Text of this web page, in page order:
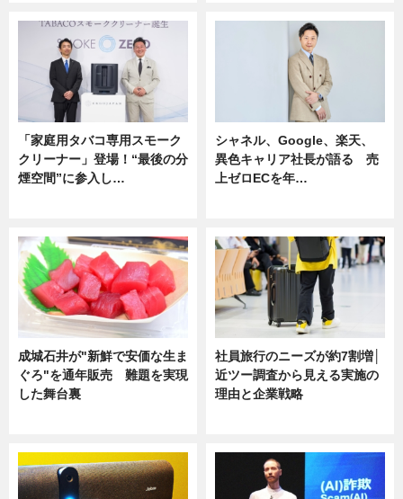
「家庭用タバコ専用スモーク
クリーナー」登場！“最後の分
煙空間”に参入し…
シャネル、Google、楽天、
異色キャリア社長が語る 売
上ゼロECを年…
成城石井が"新鮮で安価な生ま
ぐろ"を通年販売 難題を実現
した舞台裏
社員旅行のニーズが約7割増│
近ツー調査から見える実施の
理由と企業戦略